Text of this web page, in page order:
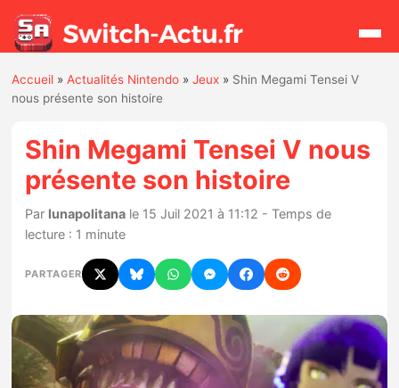
Actualités
Jeux
Hardware
Chiffres de ventes
Accueil »Actualités Nintendo »Jeux » Shin Megami Tensei V
nous présente son histoire
Shin Megami Tensei V nous
présente son histoire
Par lunapolitana le 15 Juil 2021 à 11:12 - Temps de
lecture : 1 minute
PARTAGER